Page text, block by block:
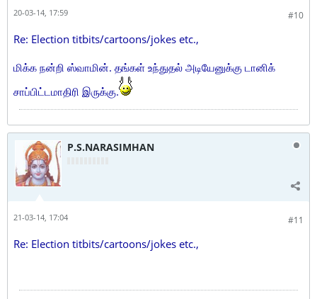
#10
20-03-14, 17:59
Re: Election titbits/cartoons/jokes etc.,
மிக்க நன்றி ஸ்வாமின். தங்கள் உந்துதல் அடியேனுக்கு டானிக்
சாப்பிட்டமாதிரி இருக்கு.
P.S.NARASIMHAN
#11
21-03-14, 17:04
Re: Election titbits/cartoons/jokes etc.,